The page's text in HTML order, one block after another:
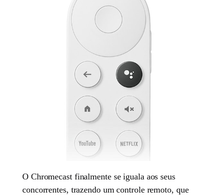
O Chromecast finalmente se iguala aos seus
concorrentes, trazendo um controle remoto, que